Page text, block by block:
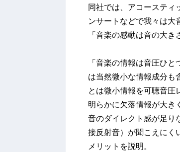
同社では、アコースティ
ンサートなどで我々は
「音楽の感動は音の大
「音楽の情報は音圧ひ
は当然微小な情報成分も
とは微小情報を可聴音圧
明らかに欠落情報が大き
音のダイレクト感が足り
接反射音）が聞こえにく
メリットを説明。